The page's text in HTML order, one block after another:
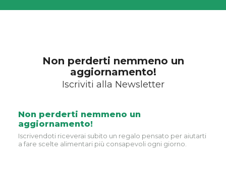
Non perderti nemmeno un
aggiornamento!
Iscriviti alla Newsletter
Non perderti nemmeno un
aggiornamento!
Iscrivendoti riceverai subito un regalo pensato per aiutarti
a fare scelte alimentari più consapevoli ogni giorno.